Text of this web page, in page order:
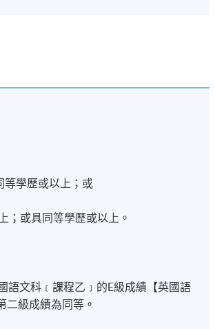
等學歷或以上；或
；或具同等學歷或以上。
語文科﹝課程乙﹞的E級成績【英國語
二級成績為同等。